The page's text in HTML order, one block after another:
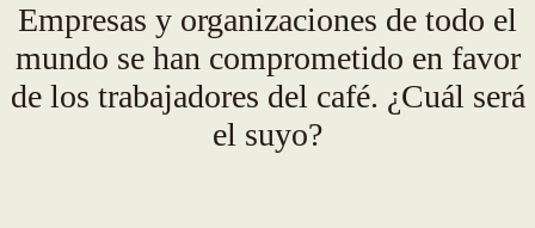
Empresas y organizaciones de todo el
mundo se han comprometido en favor
de los trabajadores del café. ¿Cuál será
el suyo?